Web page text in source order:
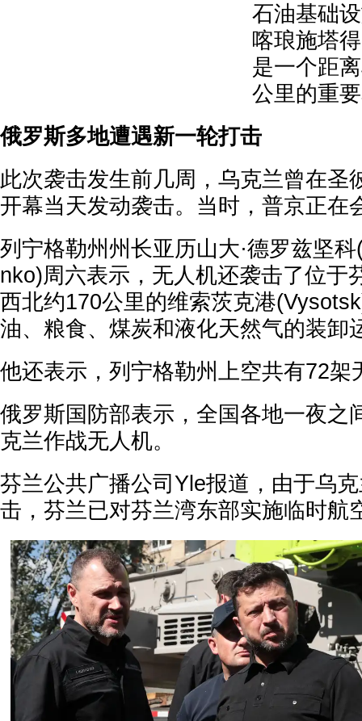
石油基础
喀琅施塔
是一个距
公里的重
俄罗斯多地遭遇新一轮打击
此次袭击发生前几周，乌克兰曾在圣
开幕当天发动袭击。当时，普京正在
列宁格勒州州长亚历山大·德罗兹坚
nko)周六表示，无人机还袭击了位于
西北约170公里的维索茨克港
油、粮食、煤炭和液化天然气的装卸
他还表示，列宁格勒州上空共有72架
俄罗斯国防部表示，全国各地一夜之
克兰作战无人机。
芬兰公共广播公司Yle报道，由于乌
击，芬兰已对芬兰湾东部实施临时航